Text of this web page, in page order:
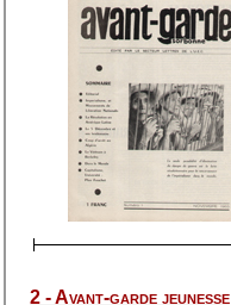
2 - Avant-garde jeunesse